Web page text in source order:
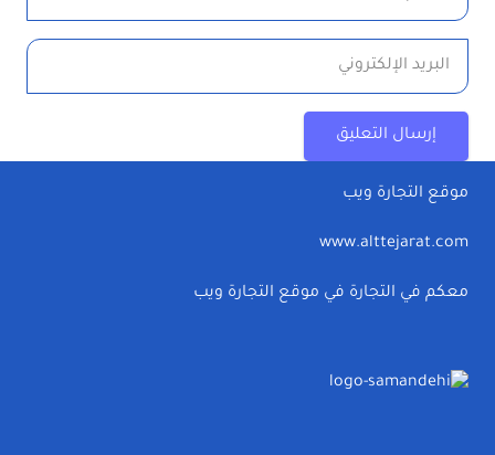
إرسال التعليق
موقع التجارة ويب
www.alttejarat.com
معكم في التجارة في موقع التجارة ويب